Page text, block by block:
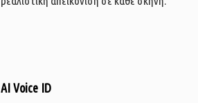
AI Voice ID